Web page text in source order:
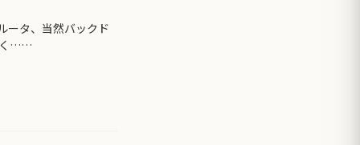
ータ、当然バックド
く……